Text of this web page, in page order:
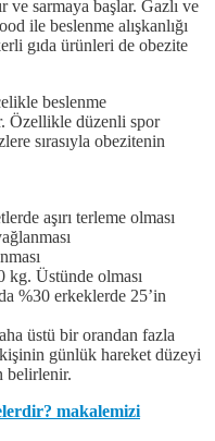
ve sarmaya başlar. Gazlı ve
ile beslenme alışkanlığı
gıda ürünleri de obezite
beslenme
Özellikle düzenli spor
sırasıyla obezitenin
aşırı terleme olması
kg. Üstünde olması
%30 erkeklerde 25’in
üstü bir orandan fazla
günlük hareket düzeyi
belirlenir.
makalemizi